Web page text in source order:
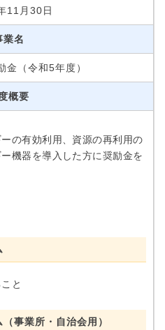
11月30日
業名
金（令和5年度）
概要
の有効利用、資源の再利用の
機器を導入した方に奨励金を
と
事業所・自治会用）